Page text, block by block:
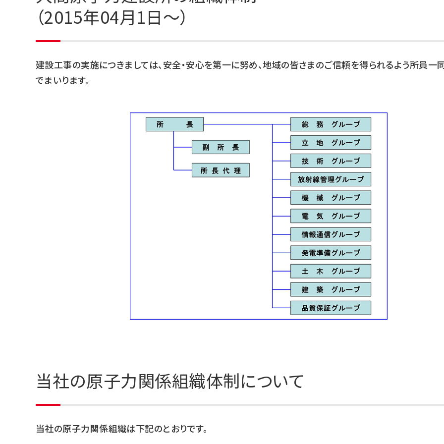
（2015年04月1日～）
建設工事の実施につきましては、安全・安心を第一に努め、地域の皆さまのご信頼を得られるよう所員一
でまいります。
当社の原子力関係組織体制について
当社の原子力関係組織は下記のとおりです。